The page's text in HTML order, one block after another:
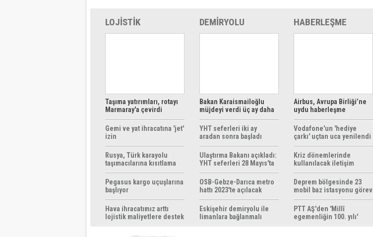
LOJİSTİK
Taşıma yatırımları, rotayı
Marmaray'a çevirdi
Gemi ve yat ihracatına 'jet'
izin
Rusya, Türk karayolu
taşımacılarına kısıtlama
getirebilir
Pegasus kargo uçuşlarına
başlıyor
Hava ihracatımız arttı
lojistik maliyetlere destek
DEMİRYOLU
Bakan Karaismailoğlu
müjdeyi verdi üç ay daha
ücretsiz
YHT seferleri iki ay
aradan sonra başladı
Ulaştırma Bakanı açıkladı:
YHT seferleri 28 Mayıs'ta
başlıyor
OSB-Gebze-Darıca metro
hattı 2023'te açılacak
Eskişehir demiryolu ile
limanlara bağlanmalı
HABERLEŞME
Airbus, Avrupa Birliği’ne
uydu haberleşme
çözümleri sunuyor
Vodafone'un 'hediye
çarkı' uçtan uca yenilendi
Kriz dönemlerinde
kullanılacak iletişim
yöntemleri rehberi
hazırlandı
Deprem bölgesinde 23
mobil baz istasyonu görev
yapıyor
PTT AŞ'den 'Millî
egemenliğin 100. yılı'